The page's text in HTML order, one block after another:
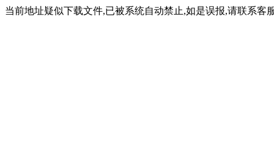
当前地址疑似下载文件,已被系统自动禁止,如是误报,请联系客